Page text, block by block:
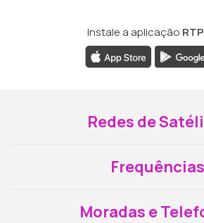
Instale a aplicação
Redes de
Frequências
Moradas e